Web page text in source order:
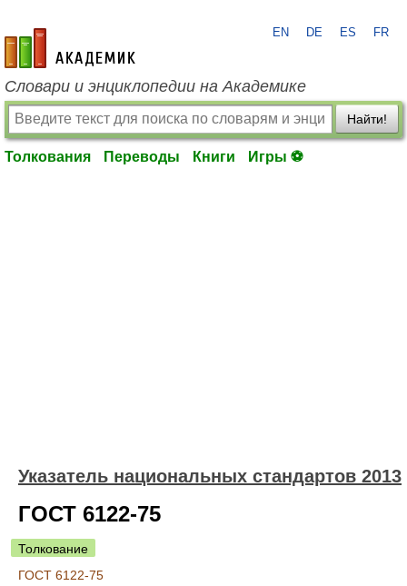
academic.ru
EN DE ES FR
Словари и энциклопедии на Академике
Найти!
Толкования Переводы Книги Игры ⚽
Указатель национальных стандартов 2013
ГОСТ 6122-75
Толкование
ГОСТ 6122-75